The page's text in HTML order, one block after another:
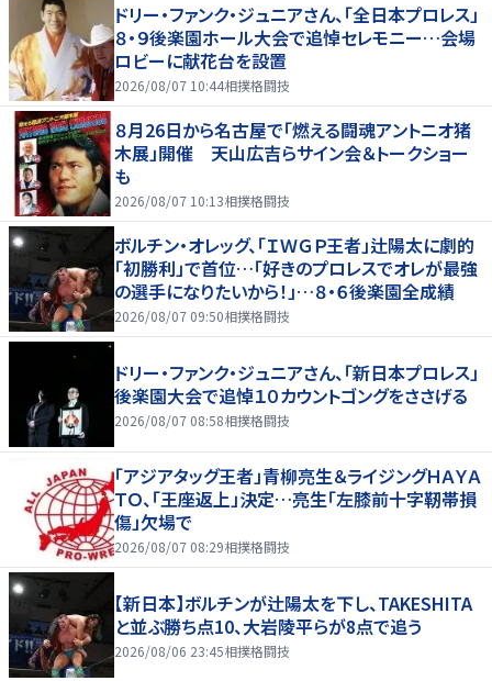
ドリー・ファンク・ジュニアさん、「全日本プロレス」
８・９後楽園ホール大会で追悼セレモニー…会場
ロビーに献花台を設置
2026/08/07 10:44相撲格闘技
８月26日から名古屋で「燃える闘魂アントニオ猪
木展」開催 天山広吉らサイン会＆トークショー
も
2026/08/07 10:13相撲格闘技
ボルチン・オレッグ、「ＩＷＧＰ王者」辻陽太に劇的
「初勝利」で首位…「好きのプロレスでオレが最強
の選手になりたいから！」…８・６後楽園全成績
2026/08/07 09:50相撲格闘技
ドリー・ファンク・ジュニアさん、「新日本プロレス」
後楽園大会で追悼１０カウントゴングをささげる
2026/08/07 08:58相撲格闘技
「アジアタッグ王者」青柳亮生＆ライジングＨＡＹＡ
ＴＯ、「王座返上」決定…亮生「左膝前十字靭帯損
傷」欠場で
2026/08/07 08:29相撲格闘技
【新日本】ボルチンが辻陽太を下し、TAKESHITA
と並ぶ勝ち点10、大岩陵平らが8点で追う
2026/08/06 23:45相撲格闘技